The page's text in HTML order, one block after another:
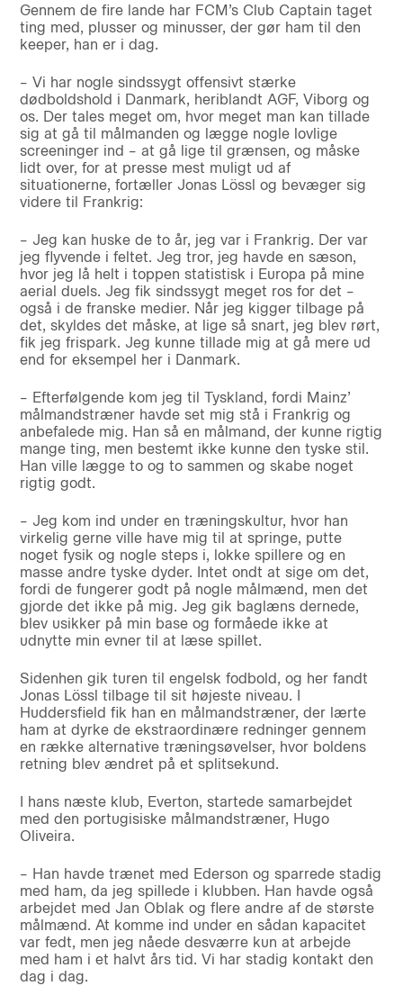
Gennem de fire lande har FCM’s Club Captain taget
ting med, plusser og minusser, der gør ham til den
keeper, han er i dag.
– Vi har nogle sindssygt offensivt stærke
dødboldshold i Danmark, heriblandt AGF, Viborg og
os. Der tales meget om, hvor meget man kan tillade
sig at gå til målmanden og lægge nogle lovlige
screeninger ind – at gå lige til grænsen, og måske
lidt over, for at presse mest muligt ud af
situationerne, fortæller Jonas Lössl og bevæger sig
videre til Frankrig:
– Jeg kan huske de to år, jeg var i Frankrig. Der var
jeg flyvende i feltet. Jeg tror, jeg havde en sæson,
hvor jeg lå helt i toppen statistisk i Europa på mine
aerial duels. Jeg fik sindssygt meget ros for det –
også i de franske medier. Når jeg kigger tilbage på
det, skyldes det måske, at lige så snart, jeg blev rørt,
fik jeg frispark. Jeg kunne tillade mig at gå mere ud
end for eksempel her i Danmark.
– Efterfølgende kom jeg til Tyskland, fordi Mainz’
målmandstræner havde set mig stå i Frankrig og
anbefalede mig. Han så en målmand, der kunne rigtig
mange ting, men bestemt ikke kunne den tyske stil.
Han ville lægge to og to sammen og skabe noget
rigtig godt.
– Jeg kom ind under en træningskultur, hvor han
virkelig gerne ville have mig til at springe, putte
noget fysik og nogle steps i, lokke spillere og en
masse andre tyske dyder. Intet ondt at sige om det,
fordi de fungerer godt på nogle målmænd, men det
gjorde det ikke på mig. Jeg gik baglæns dernede,
blev usikker på min base og formåede ikke at
udnytte min evner til at læse spillet.
Sidenhen gik turen til engelsk fodbold, og her fandt
Jonas Lössl tilbage til sit højeste niveau. I
Huddersfield fik han en målmandstræner, der lærte
ham at dyrke de ekstraordinære redninger gennem
en række alternative træningsøvelser, hvor boldens
retning blev ændret på et splitsekund.
I hans næste klub, Everton, startede samarbejdet
med den portugisiske målmandstræner, Hugo
Oliveira.
– Han havde trænet med Ederson og sparrede stadig
med ham, da jeg spillede i klubben. Han havde også
arbejdet med Jan Oblak og flere andre af de største
målmænd. At komme ind under en sådan kapacitet
var fedt, men jeg nåede desværre kun at arbejde
med ham i et halvt års tid. Vi har stadig kontakt den
dag i dag.